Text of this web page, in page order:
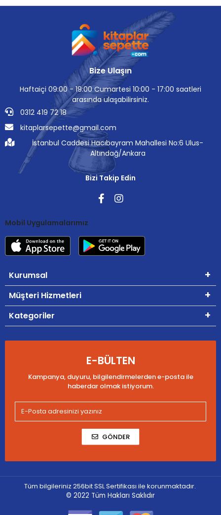
Bize Ulaşın
Haftaiçi 09:00 - 19:00 Cumartesi 10:00 - 17:00 saatleri
arasında ulaşabilirsiniz.
0312 419 72 18
kitaplarsepette@gmail.com
İstanbul Caddesi Hacıbayram Mahallesi No:6 Ulus-
Altındağ/Ankara
Bizi Takip Edin
Mobil Uygulamalarımız
Kurumsal
Müşteri Hizmetleri
Kategoriler
E-BÜLTEN
Kampanya, duyuru, bilgilendirmelerden e-posta ile
haberdar olmak istiyorum.
GÖNDER
Tüm bilgileriniz 256bit SSL Sertifikası ile korunmaktadır.
© 2022 Tüm Hakları Saklıdır